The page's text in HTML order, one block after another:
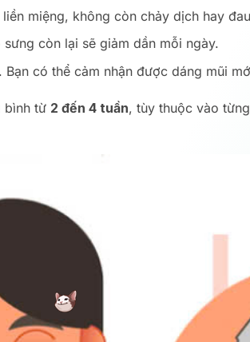
miệng, không còn chảy dịch hay
còn lại sẽ giảm dần mỗi ngày.
Bạn có thể cảm nhận được dáng mũi
bình từ 2 đến 4 tuần, tùy thuộc vào